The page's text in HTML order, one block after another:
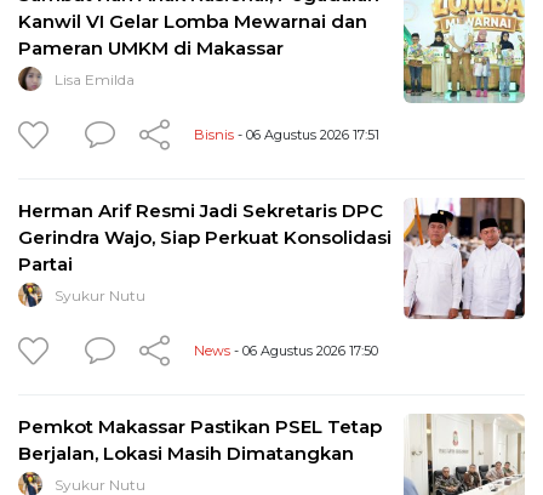
Kanwil VI Gelar Lomba Mewarnai dan
Pameran UMKM di Makassar
Lisa Emilda
Bisnis - 06 Agustus 2026 17:51
Herman Arif Resmi Jadi Sekretaris DPC
Gerindra Wajo, Siap Perkuat Konsolidasi
Partai
Syukur Nutu
News - 06 Agustus 2026 17:50
Pemkot Makassar Pastikan PSEL Tetap
Berjalan, Lokasi Masih Dimatangkan
Syukur Nutu